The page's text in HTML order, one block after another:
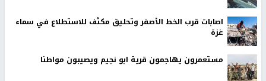
اصابات قرب الخط الأصفر وتحليق مكثف للاستطلاع في سماء
غزة
مستعمرون يهاجمون قرية ابو نجيم ويصيبون مواطنا